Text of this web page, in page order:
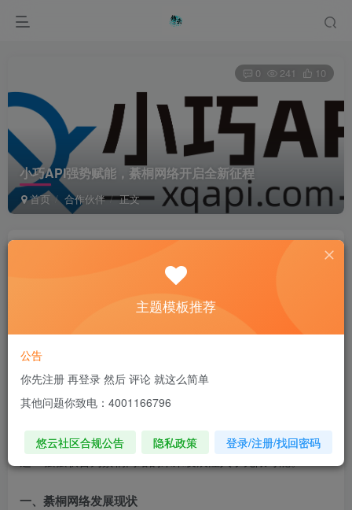
小巧API强势赋能，綦桐网络开启全新征程
首页 合作伙伴 正文
0 241 10
私信
Put your heart, mind, and soul into even your smallest
acts. This is the secret of success.
在当今快速发展的数字化时代，网络技术的创新与融合
成为推动企业进步的关键力量。烟台莱州綦桐网络有限公司
在不断探索发展的道路上，迎来了与小巧API的深度合作，
一、綦桐网络发展现状
主题模板推荐
公告
你先注册 再登录 然后 评论 就这么简单
其他问题你致电：4001166796
悠云社区合规公告 隐私政策 登录/注册/找回密码